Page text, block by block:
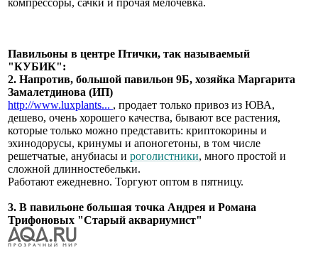
Павильоны в центре Птички, так называемый
"КУБИК":
2. Напротив, большой павильон 9Б, хозяйка Маргарита
Замалетдинова (ИП)
http://www.luxplants... , продает только привоз из ЮВА,
дешево, очень хорошего качества, бывают все растения,
которые только можно представить: криптокорины и
эхинодорусы, кринумы и апоногетоны, в том числе
решетчатые, анубиасы и роголистники, много простой и
сложной длинностебельки.
Работают ежедневно. Торгуют оптом в пятницу.
3. В павильоне большая точка Андрея и Романа
Трифоновых "Старый аквариумист"